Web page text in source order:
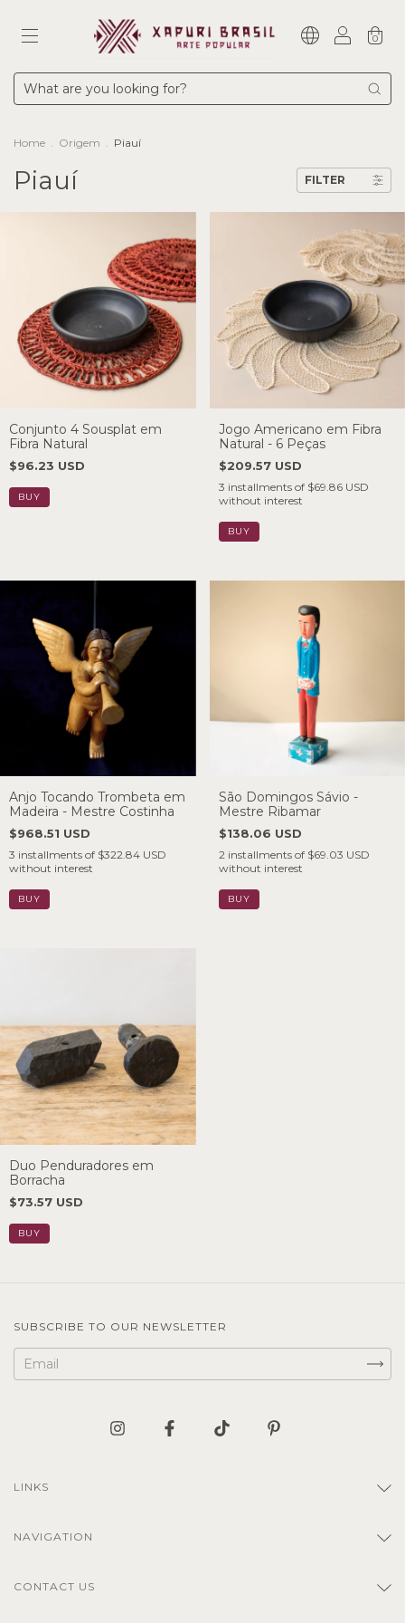
0
Home . Origem . Piauí
Piauí FILTER
Conjunto 4 Sousplat em
Fibra Natural
$96.23 USD
Jogo Americano em Fibra
Natural - 6 Peças
$209.57 USD
3 installments of $69.86 USD
without interest
Anjo Tocando Trombeta em
Madeira - Mestre Costinha
$968.51 USD
3 installments of $322.84 USD
without interest
São Domingos Sávio -
Mestre Ribamar
$138.06 USD
2 installments of $69.03 USD
without interest
Duo Penduradores em
Borracha
$73.57 USD
SUBSCRIBE TO OUR NEWSLETTER
LINKS
NAVIGATION
CONTACT US